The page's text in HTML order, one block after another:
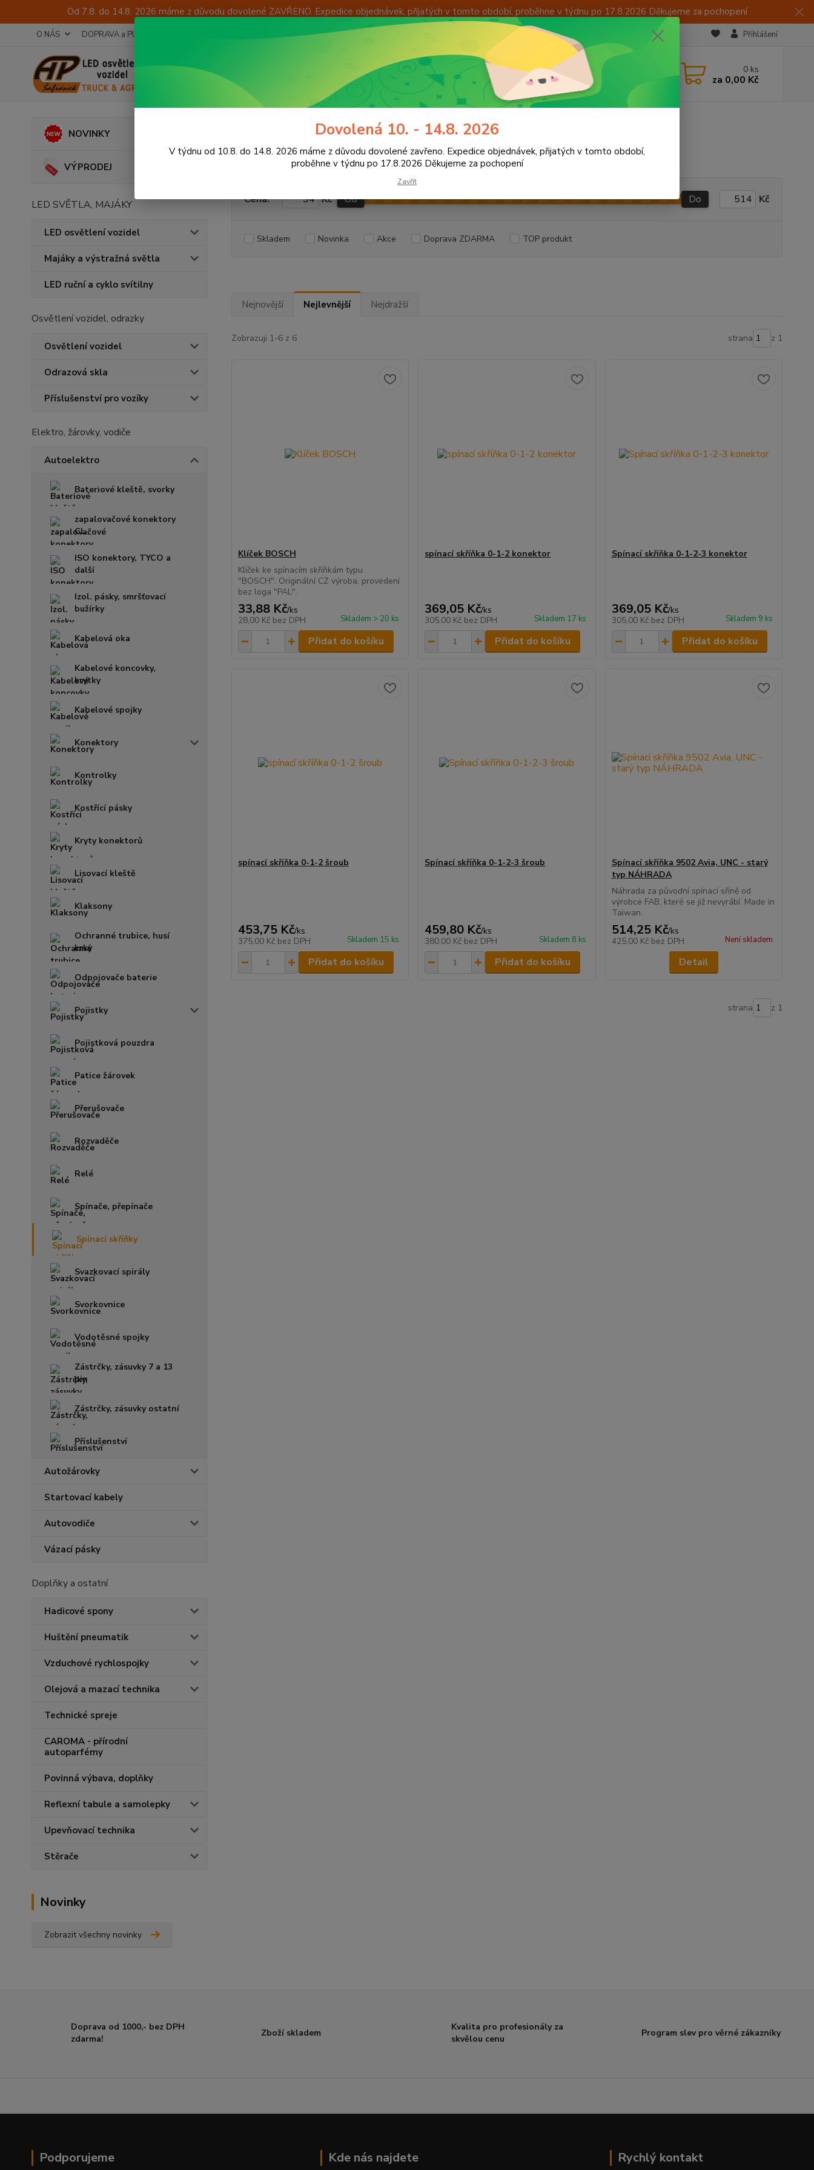
Od 7.8. do 14.8. 2026 máme z důvodu dovolené ZAVŘENO. Expedice objednávek, přijatých v tomto období, proběhne v týdnu po 17.8.2026 Děkujeme za pochopení
O NÁS DOPRAVA a PLATBA OKAMŽITÁ VÝMĚNA ZBOŽÍ Přihlášení
Hledat +420 605 283 713
8:00 - 15:00
0 ks
za 0,00 Kč
NOVINKY
VÝPRODEJ
LED SVĚTLA, MAJÁKY
LED osvětlení vozidel
Majáky a výstražná světla
LED ruční a cyklo svítilny
Osvětlení vozidel, odrazky
Osvětlení vozidel
Odrazová skla
Příslušenství pro vozíky
Elektro, žárovky, vodiče
Autoelektro
Bateriové kleště, svorky
zapalovačové konektory
CL
ISO konektory, TYCO a
další
Izol. pásky, smršťovací
bužírky
Kabelová oka
Kabelové koncovky,
krytky
Kabelové spojky
Konektory
Kontrolky
Kostřící pásky
Kryty konektorů
Lisovací kleště
Klaksony
Ochranné trubice, husí
krky
Odpojovače baterie
Pojistky
Pojistková pouzdra
Patice žárovek
Přerušovače
Rozvaděče
Relé
Spínače, přepínače
Spínací skříňky
Svazkovací spirály
Svorkovnice
Vodotěsné spojky
Zástrčky, zásuvky 7 a 13
pin
Zástrčky, zásuvky ostatní
Příslušenství
Autožárovky
Startovací kabely
Autovodiče
Vázací pásky
Doplňky a ostatní
Hadicové spony
Huštění pneumatik
Vzduchové rychlospojky
Olejová a mazací technika
Technické spreje
CAROMA - přírodní
autoparfémy
Povinná výbava, doplňky
Reflexní tabule a samolepky
Upevňovací technika
Stěrače
Novinky
Zobrazit všechny novinky
Spínací skříňky
Spínací skříňky
Cena: Kč Od Do Kč
Skladem Novinka Akce Doprava ZDARMA TOP produkt
Nejnovější Nejlevnější Nejdražší
Zobrazuji 1-6 z 6 strana z 1
Klíček BOSCH
Klíček ke spínacím skříňkám typu
"BOSCH". Originální CZ výroba, provedení
bez loga "PAL".
33,88 Kč/ks
28,00 Kč bez DPH Skladem > 20 ks
Přidat do košíku
spínací skříňka 0-1-2 konektor
369,05 Kč/ks
305,00 Kč bez DPH Skladem 17 ks
Přidat do košíku
Spínací skříňka 0-1-2-3 konektor
369,05 Kč/ks
305,00 Kč bez DPH Skladem 9 ks
Přidat do košíku
spínací skříňka 0-1-2 šroub
453,75 Kč/ks
375,00 Kč bez DPH Skladem 15 ks
Přidat do košíku
Spínací skříňka 0-1-2-3 šroub
459,80 Kč/ks
380,00 Kč bez DPH Skladem 8 ks
Přidat do košíku
Spínací skříňka 9502 Avia, UNC - starý
typ NÁHRADA
Náhrada za původní spínací sříně od
výrobce FAB, které se již nevyrábí. Made in
Taiwan.
514,25 Kč/ks
425,00 Kč bez DPH Není skladem
Detail
strana z 1
Doprava od 1000,- bez DPH
zdarma!
Zboží skladem
Kvalita pro profesionály za
skvělou cenu
Program slev pro věrné zákazníky
Podporujeme Kde nás najdete Rychlý kontakt
Dovolená 10. - 14.8. 2026
V týdnu od 10.8. do 14.8. 2026 máme z důvodu dovolené zavřeno. Expedice objednávek, přijatých v tomto období,
proběhne v týdnu po 17.8.2026 Děkujeme za pochopení
Zavřít